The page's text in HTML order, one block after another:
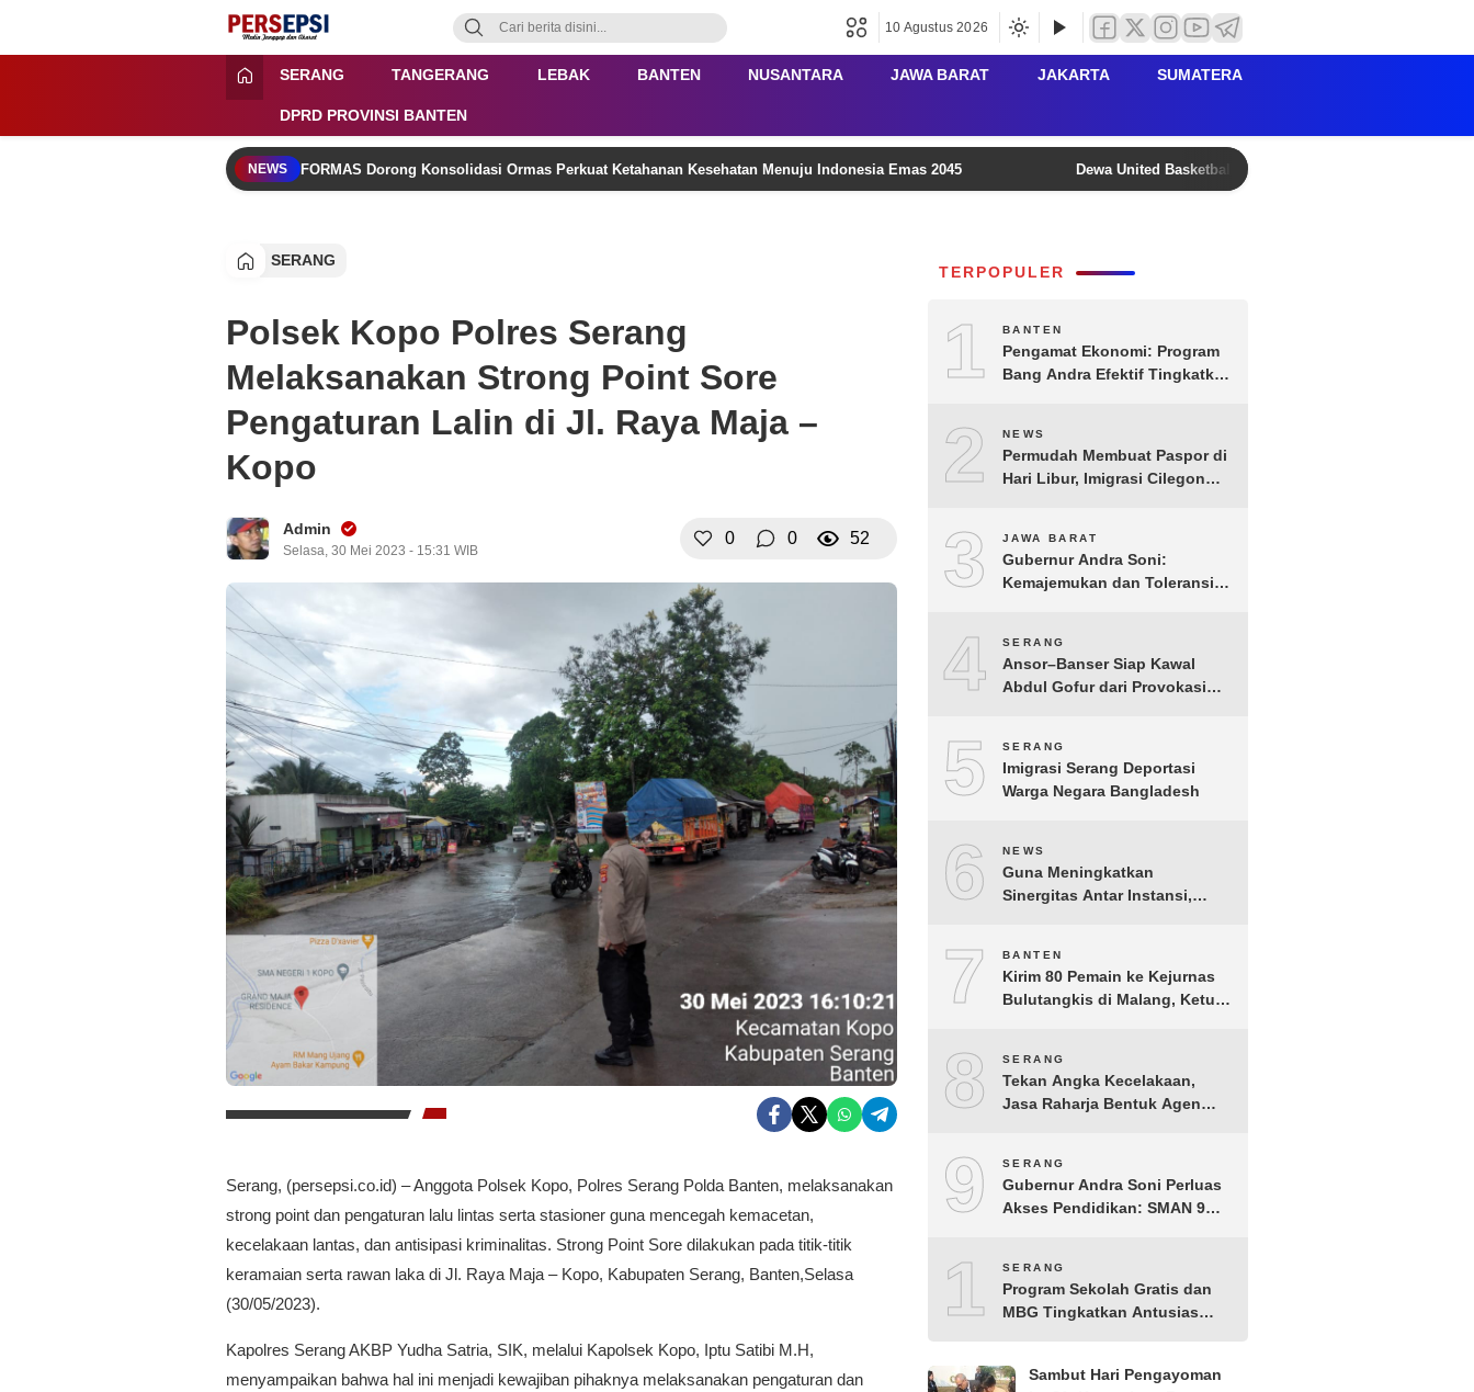
konten
Persepsi.co.id
Media Tanggap Dan Akurat
10 Agustus 2026
SERANG TANGERANG LEBAK BANTEN NUSANTARA JAWA BARAT JAKARTA SUMATERA
DPRD PROVINSI BANTEN
NEWS FORMAS Dorong Konsolidasi Ormas Perkuat Ketahanan Kesehatan Menuju Indonesia Emas 2045 Dewa United Basketball Academy Jadi Wadah Pembinaan
SERANG
Polsek Kopo Polres Serang
Melaksanakan Strong Point Sore
Pengaturan Lalin di Jl. Raya Maja –
Kopo
Admin
Selasa, 30 Mei 2023 - 15:31 WIB
0 0 52
Serang, (persepsi.co.id) – Anggota Polsek Kopo, Polres Serang Polda Banten, melaksanakan
strong point dan pengaturan lalu lintas serta stasioner guna mencegah kemacetan,
kecelakaan lantas, dan antisipasi kriminalitas. Strong Point Sore dilakukan pada titik-titik
keramaian serta rawan laka di Jl. Raya Maja – Kopo, Kabupaten Serang, Banten,Selasa
(30/05/2023).
Kapolres Serang AKBP Yudha Satria, SIK, melalui Kapolsek Kopo, Iptu Satibi M.H,
menyampaikan bahwa hal ini menjadi kewajiban pihaknya melaksanakan pengaturan dan
TERPOPULER
1 BANTEN
Pengamat Ekonomi: Program
Bang Andra Efektif Tingkatkan
2 NEWS
Permudah Membuat Paspor di
Hari Libur, Imigrasi Cilegon
3 JAWA BARAT
Gubernur Andra Soni:
Kemajemukan dan Toleransi
4 SERANG
Ansor–Banser Siap Kawal
Abdul Gofur dari Provokasi
5 SERANG
Imigrasi Serang Deportasi
Warga Negara Bangladesh
6 NEWS
Guna Meningkatkan
Sinergitas Antar Instansi,
Cukai Khusus Kepri
7 BANTEN
Kirim 80 Pemain ke Kejurnas
Bulutangkis di Malang, Ketua
Hasil Terbaik
8 SERANG
Tekan Angka Kecelakaan,
Jasa Raharja Bentuk Agen
Taktakan
9 SERANG
Gubernur Andra Soni Perluas
Akses Pendidikan: SMAN 9
10SERANG
Program Sekolah Gratis dan
MBG Tingkatkan Antusias
Sambut Hari Pengayoman